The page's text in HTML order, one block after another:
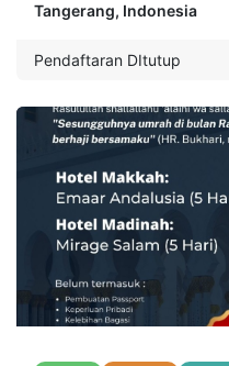
Tangerang, Indonesia
Pendaftaran DItutup